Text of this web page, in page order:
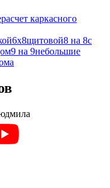
расчет каркасного
6х8щитовой8 на 8с
9 на 9небольшие